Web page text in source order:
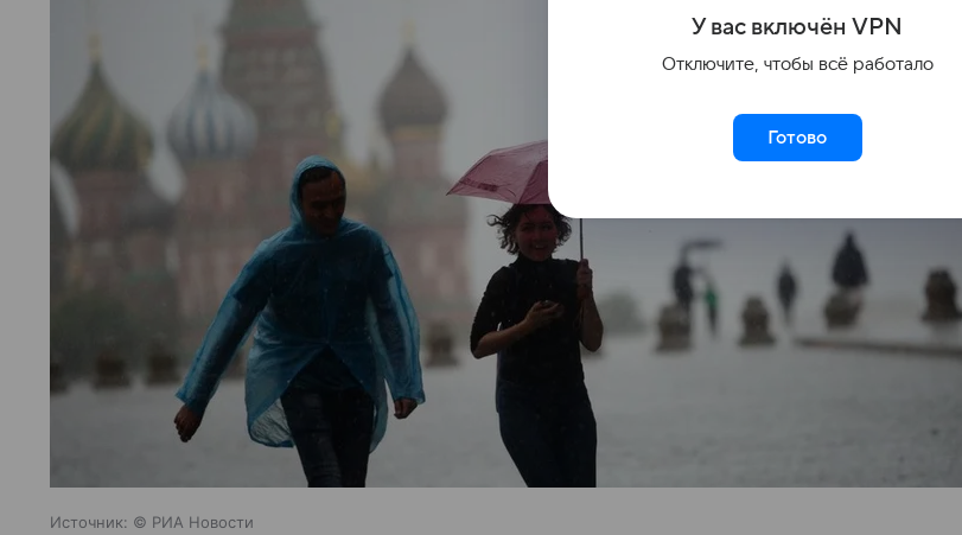
Источник: © РИА Новости
У вас включён VPN
Отключите, чтобы всё работало
Готово